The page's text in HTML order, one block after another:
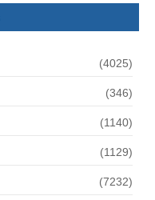
(4025)
(346)
(1140)
(1129)
(7232)